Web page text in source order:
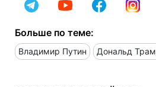
Больше по теме:
Владимир Путин Дональд